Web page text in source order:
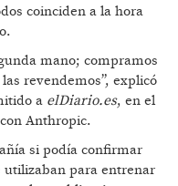
coinciden a la hora
mano; compramos
revendemos”, explicó
a elDiario.es, en el
Anthropic.
si podía confirmar
utilizaban para entrenar